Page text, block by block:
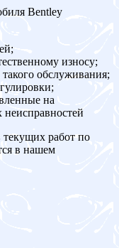
Bentley
износу;
обслуживания;
на
работ по
в нашем